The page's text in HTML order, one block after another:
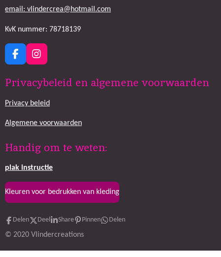
email: vlindercrea@hotmail.com
KvK nummer: 78718139
F
a
e
o
k
I
n
t
g
a
Privacybeleid en algemene voorwaarden
Privacy beleid
Algemene voorwaarden
Handig om te weten:
plak instructie
Kleuren voor bedrukken van kleding
Delen Deel Share Pinnen Delen
© 2020 Vlindercreations